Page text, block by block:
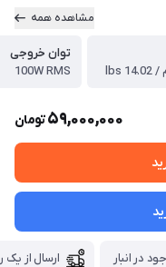
مشاهده همه
توان خروجی
100W RMS
59,000,000تومان
در انبار ارسال از یک